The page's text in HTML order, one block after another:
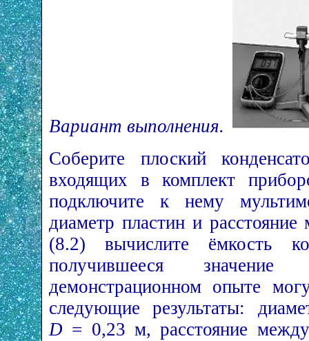
Вариант выполнения.
Соберите плоский
входящих в комплект
подключите к нему
диаметр пластин и
(8.2) вычислите ёмкость
получившееся
демонстрационном опыте
следующие результаты:
D = 0,23 м, расстояние